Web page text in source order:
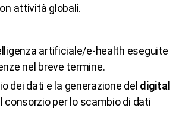
attività globali.
artificiale/e-health eseguite
nel breve termine.
dei dati e la generazione del digital
consorzio per lo scambio di dati